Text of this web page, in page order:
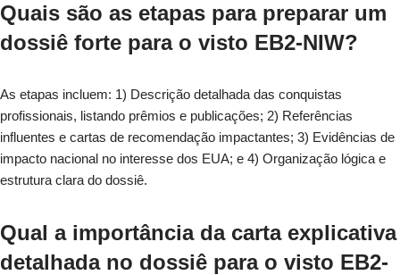
Quais são as etapas para preparar um
dossiê forte para o visto EB2-NIW?
As etapas incluem: 1) Descrição detalhada das conquistas
profissionais, listando prêmios e publicações; 2) Referências
influentes e cartas de recomendação impactantes; 3) Evidências de
impacto nacional no interesse dos EUA; e 4) Organização lógica e
estrutura clara do dossiê.
Qual a importância da carta explicativa
detalhada no dossiê para o visto EB2-